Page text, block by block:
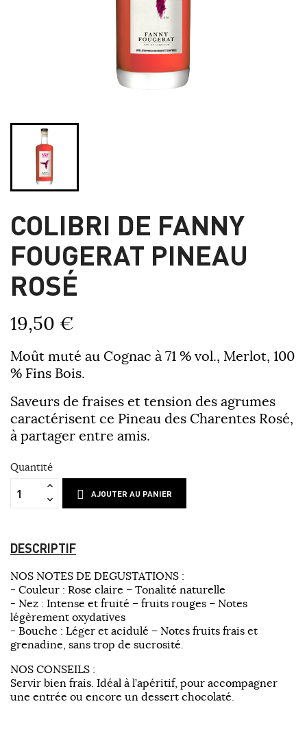
COLIBRI DE FANNY
FOUGERAT PINEAU
ROSÉ
19,50 €
Moût muté au Cognac à 71 % vol., Merlot, 100
% Fins Bois.
Saveurs de fraises et tension des agrumes
caractérisent ce Pineau des Charentes Rosé,
à partager entre amis.
Quantité
AJOUTER AU PANIER
DESCRIPTIF
NOS NOTES DE DEGUSTATIONS :
- Couleur : Rose claire – Tonalité naturelle
- Nez : Intense et fruité – fruits rouges – Notes
légèrement oxydatives
- Bouche : Léger et acidulé – Notes fruits frais et
grenadine, sans trop de sucrosité.
NOS CONSEILS :
Servir bien frais. Idéal à l’apéritif, pour accompagner
une entrée ou encore un dessert chocolaté.